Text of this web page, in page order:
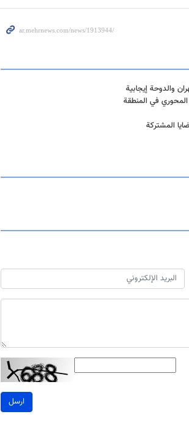
والدوحة إيجابية
المحوري في المنطقة
المشتركة
ارسل